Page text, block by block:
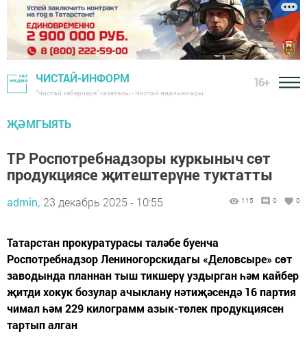
ЧИСТАЙ-ИНФОРМ
"Чистай хәбәрләре" газетасы - Чистай яңалыклары
16+
ҖӘМГЫЯТЬ
ТР Роспотребнадзоры куркыныч сөт
продукциясе җитештерүне туктатты
admin, 23 декабрь 2025 - 10:55 115 0 0
Татарстан прокуратурасы таләбе буенча
Роспотребнадзор Лениногорскидагы «Деловсыре» сөт
заводында планнан тыш тикшерү уздырган һәм кайбер
җитди хокук бозулар ачыклану нәтиҗәсендә 16 партия
чимал һәм 229 килограмм азык-төлек продукциясен
тартып алган